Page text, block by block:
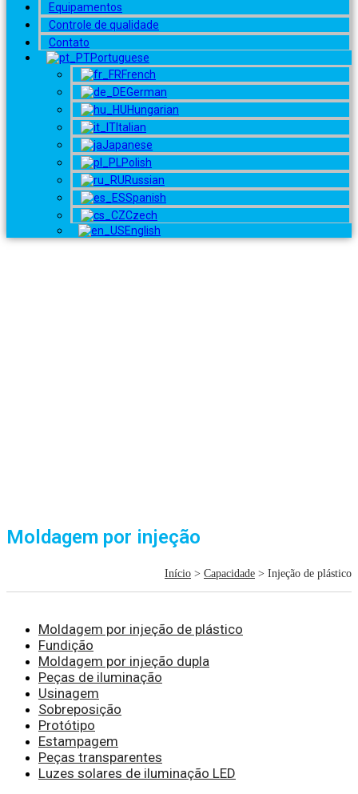
Equipamentos
Controle de qualidade
Contato
Portuguese
French
German
Hungarian
Italian
Japanese
Polish
Russian
Spanish
Czech
English
Moldagem por injeção
Início > Capacidade > Injeção de plástico
Moldagem por injeção de plástico
Fundição
Moldagem por injeção dupla
Peças de iluminação
Usinagem
Sobreposição
Protótipo
Estampagem
Peças transparentes
Luzes solares de iluminação LED